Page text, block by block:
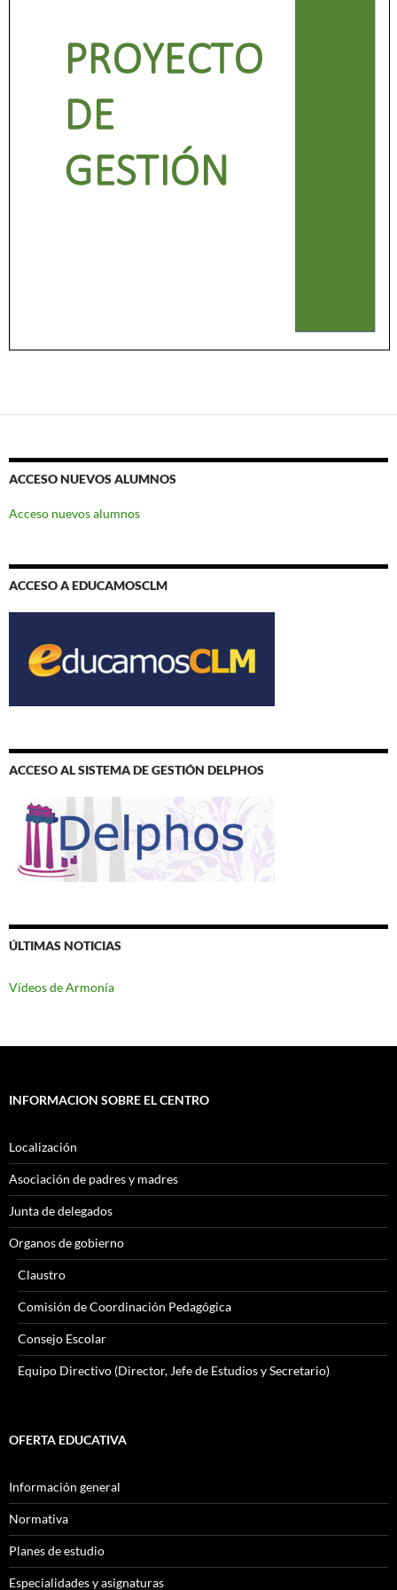
ACCESO NUEVOS ALUMNOS
Acceso nuevos alumnos
ACCESO A EDUCAMOSCLM
ACCESO AL SISTEMA DE GESTIÓN DELPHOS
ÚLTIMAS NOTICIAS
Vídeos de Armonía
INFORMACION SOBRE EL CENTRO
Localización
Asociación de padres y madres
Junta de delegados
Organos de gobierno
Claustro
Comisión de Coordinación Pedagógica
Consejo Escolar
Equipo Directivo (Director, Jefe de Estudios y Secretario)
OFERTA EDUCATIVA
Información general
Normativa
Planes de estudio
Especialidades y asignaturas